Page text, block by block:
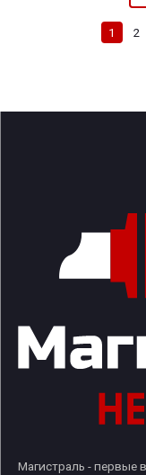
1 2
Магистраль - первые